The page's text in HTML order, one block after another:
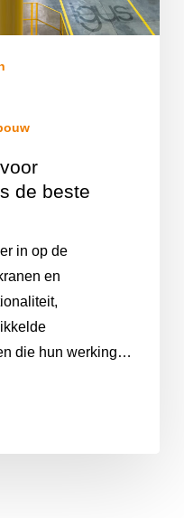
de beste
in op de
en
die hun werking…